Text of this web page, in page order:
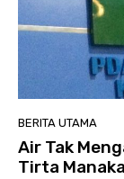
BERITA UTAMA
Air Tak
Tirta